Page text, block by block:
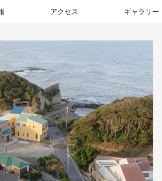
アクセス ギャラリー